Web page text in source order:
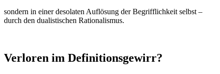
sondern in einer desolaten Auflösung der Begrifflichkeit selbst –
durch den dualistischen Rationalismus.
Verloren im Definitionsgewirr?